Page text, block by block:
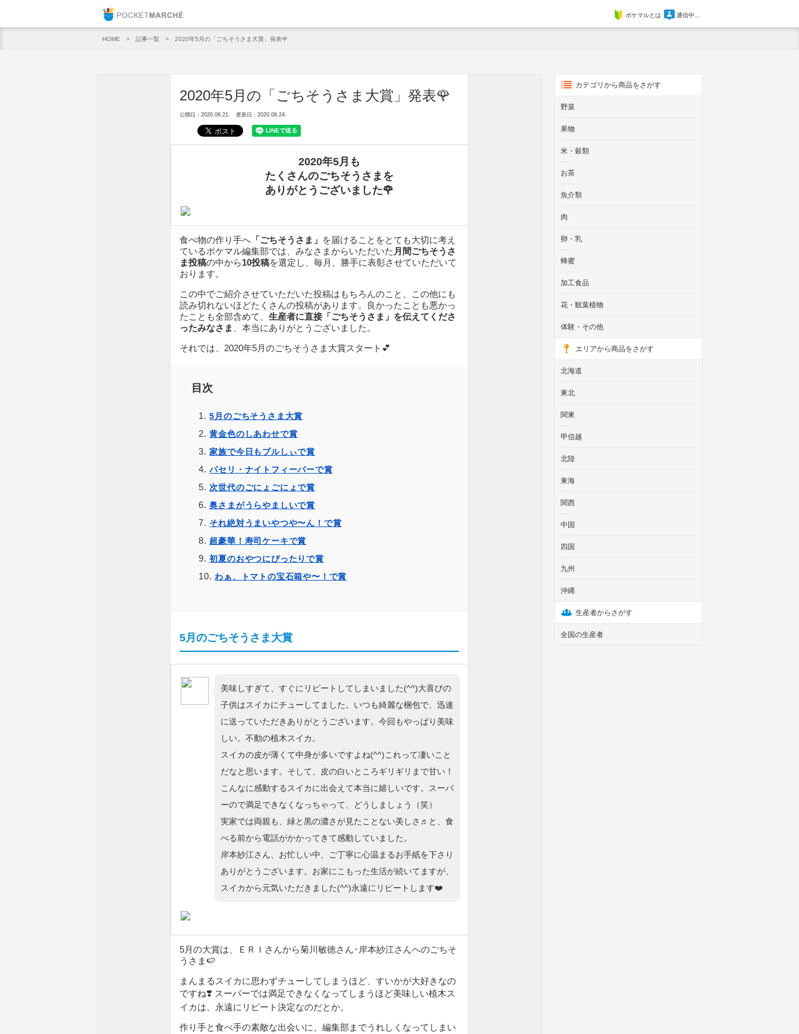
ポケマルとは 通信中...
HOME 記事一覧 2020年5月の「ごちそうさま大賞」発表🌹
2020年5月の「ごちそうさま大賞」発表🌹
公開日：2020.06.21. 更新日：2020.08.24.
2020年5月も
たくさんのごちそうさまを
ありがとうございました🌹
食べ物の作り手へ 「ごちそうさま」 を届けることをとても大切に考え
ているポケマル編集部では、みなさまからいただいた 月間ごちそうさ
ま投稿の中から10投稿を選定し、毎月、勝手に表彰させていただいて
おります。
この中でご紹介させていただいた投稿はもちろんのこと、この他にも
読み切れないほどたくさんの投稿があります。良かったことも悪かっ
たことも全部含めて、 生産者に直接「ごちそうさま」を伝えてくださ
ったみなさま
、本当にありがとうございました。
それでは、2020年5月のごちそうさま大賞スタート💕
目次
5月のごちそうさま大賞
黄金色のしあわせで賞
家族で今日もブルしぃで賞
パセリ・ナイトフィーバーで賞
次世代のごにょごにょで賞
奥さまがうらやましいで賞
それ絶対うまいやつや〜ん！で賞
超豪華！寿司ケーキで賞
初夏のおやつにぴったりで賞
わぁ、トマトの宝石箱や〜！で賞
5月のごちそうさま大賞
美味しすぎて、すぐにリピートしてしまいました(^^)大喜びの
子供はスイカにチューしてました。いつも綺麗な梱包で、迅速
に送っていただきありがとうございます。今回もやっぱり美味
しい。不動の植木スイカ。
スイカの皮が薄くて中身が多いですよね(^^)これって凄いこと
だなと思います。そして、皮の白いところギリギリまで甘い！
こんなに感動するスイカに出会えて本当に嬉しいです。スーパ
ーので満足できなくなっちゃって、どうしましょう（笑）
実家では両親も、緑と黒の濃さが見たことない美しさ♬と、食
べる前から電話がかかってきて感動していました。
岸本紗江さん、お忙しい中、ご丁寧に心温まるお手紙を下さり
ありがとうございます。お家にこもった生活が続いてますが、
スイカから元気いただきました(^^)永遠にリピートします❤️
5月の大賞は、ＥＲＩさんから菊川敏徳さん･岸本紗江さんへのごちそ
うさま🍉
まんまるスイカに思わずチューしてしまうほど、すいかが大好きなの
ですね❣️ スーパーでは満足できなくなってしまうほど美味しい植木ス
イカは、永遠にリピート決定なのだとか。
作り手と食べ手の素敵な出会いに、編集部までうれしくなってしまい
カテゴリから商品をさがす
野菜
果物
米・穀類
お茶
魚介類
肉
卵・乳
蜂蜜
加工食品
花・観葉植物
体験・その他
エリアから商品をさがす
北海道
東北
関東
甲信越
北陸
東海
関西
中国
四国
九州
沖縄
生産者からさがす
全国の生産者